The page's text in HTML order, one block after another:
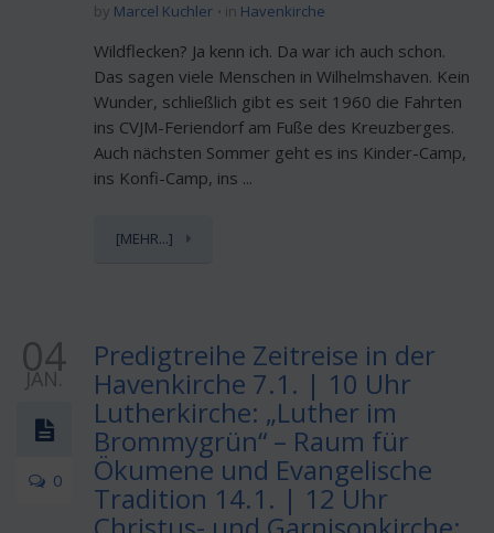
by Marcel Kuchler in Havenkirche
Wildflecken? Ja kenn ich. Da war ich auch schon.
Das sagen viele Menschen in Wilhelmshaven. Kein
Wunder, schließlich gibt es seit 1960 die Fahrten
ins CVJM-Feriendorf am Fuße des Kreuzberges.
Auch nächsten Sommer geht es ins Kinder-Camp,
ins Konfi-Camp, ins ...
[MEHR...]
04
JAN.
0
Predigtreihe Zeitreise in der
Havenkirche 7.1. | 10 Uhr
Lutherkirche: „Luther im
Brommygrün“ – Raum für
Ökumene und Evangelische
Tradition 14.1. | 12 Uhr